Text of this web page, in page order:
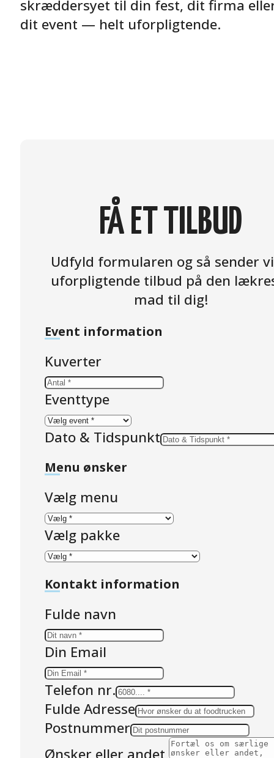
skræddersyet til din fest, dit firma
dit event — helt uforpligtende.
FÅ ET TILBUD
Udfyld formularen og så sender
uforpligtende tilbud på den
mad til dig!
Event information
Kuverter
Eventtype
Dato & Tidspunkt
Menu ønsker
Vælg menu
Vælg pakke
Kontakt information
Fulde navn
Din Email
Telefon nr.
Fulde Adresse
Postnummer
Ønsker eller andet